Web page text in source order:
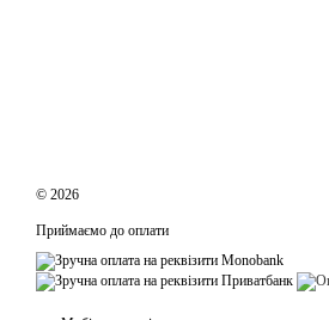
© 2026
Приймаємо до оплати